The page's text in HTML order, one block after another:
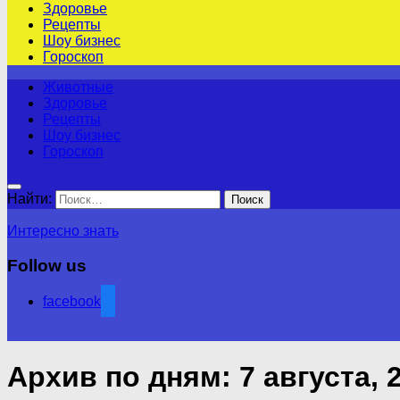
Здоровье
Рецепты
Шоу бизнес
Гороскоп
Животные
Здоровье
Рецепты
Шоу бизнес
Гороскоп
Найти:
Интересно знать
Follow us
facebook
Архив по дням: 7 августа,